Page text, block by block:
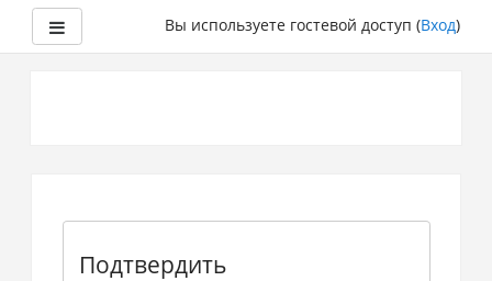
Боковая панельВы используете гостевой доступ (Вход)
Подтвердить